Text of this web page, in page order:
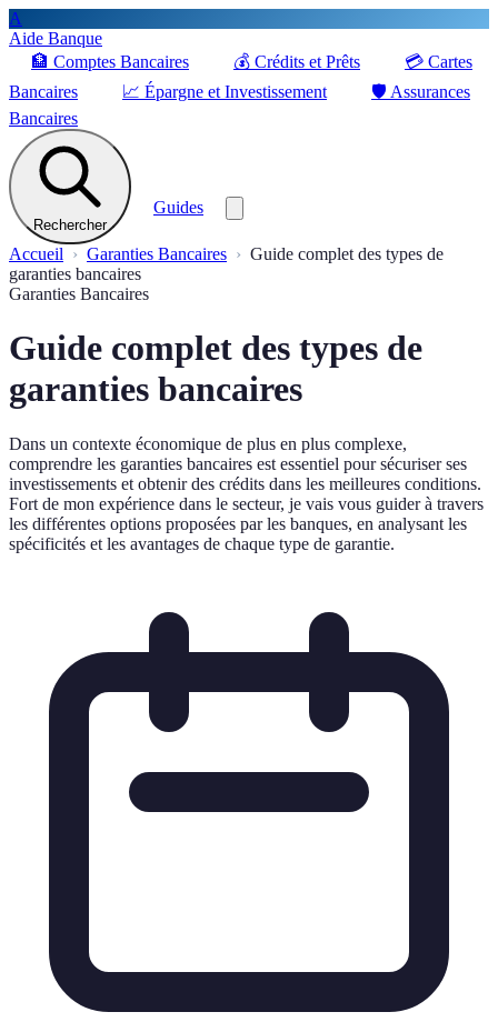
A
Aide Banque
🏦 Comptes Bancaires 💰 Crédits et Prêts 💳 Cartes
Bancaires
📈 Épargne et Investissement 🛡️ Assurances
Bancaires
Rechercher
Guides
Accueil Garanties Bancaires
Guide complet des types de
garanties bancaires
Garanties Bancaires
Guide complet des types de
garanties bancaires
Dans un contexte économique de plus en plus complexe,
comprendre les garanties bancaires est essentiel pour sécuriser ses
investissements et obtenir des crédits dans les meilleures conditions.
Fort de mon expérience dans le secteur, je vais vous guider à travers
les différentes options proposées par les banques, en analysant les
spécificités et les avantages de chaque type de garantie.